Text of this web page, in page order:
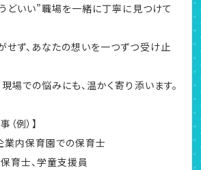
どいい”職場を一緒に丁寧に見つけて
せず、あなたの想いを一つずつ受け止
場での悩みにも、温かく寄り添います。
例）】
業内保育園での保育士
育士、学童支援員